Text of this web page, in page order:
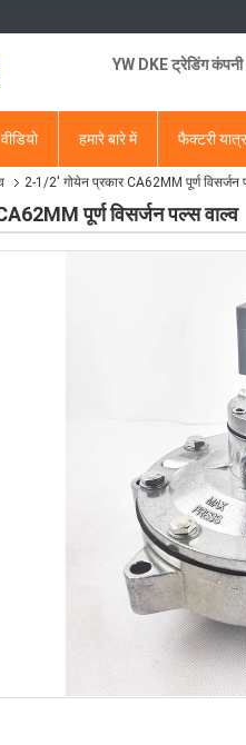
YW DKE ट्रेडिंग कंपनी
वीडियो हमारे बारे में फैक्टरी
2-1/2' गोयेन प्रकार CA62MM पूर्ण विसर्जन
पूर्ण विसर्जन पल्स वाल्व